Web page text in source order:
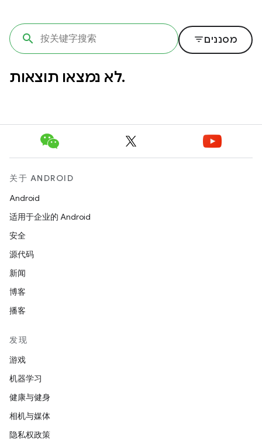
filter_listמסננים
לא נמצאו תוצאות.
关于 ANDROID
Android
适用于企业的 Android
安全
源代码
新闻
博客
播客
发现
游戏
机器学习
健康与健身
相机与媒体
隐私权政策